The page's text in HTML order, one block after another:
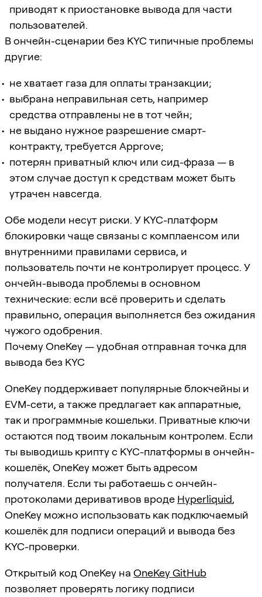
приводят к приостановке вывода для части
пользователей.
В ончейн-сценарии без KYC типичные проблемы
другие:
не хватает газа для оплаты транзакции;
выбрана неправильная сеть, например
средства отправлены не в тот чейн;
не выдано нужное разрешение смарт-
контракту, требуется Approve;
потерян приватный ключ или сид-фраза — в
этом случае доступ к средствам может быть
утрачен навсегда.
Обе модели несут риски. У KYC-платформ
блокировки чаще связаны с комплаенсом или
внутренними правилами сервиса, и
пользователь почти не контролирует процесс. У
ончейн-вывода проблемы в основном
технические: если всё проверить и сделать
правильно, операция выполняется без ожидания
чужого одобрения.
Почему OneKey — удобная отправная точка для
вывода без KYC
OneKey поддерживает популярные блокчейны и
EVM-сети, а также предлагает как аппаратные,
так и программные кошельки. Приватные ключи
остаются под твоим локальным контролем. Если
ты выводишь крипту с KYC-платформы в ончейн-
кошелёк, OneKey может быть адресом
получателя. Если ты работаешь с ончейн-
протоколами деривативов вроде Hyperliquid,
OneKey можно использовать как подключаемый
кошелёк для подписи операций и вывода без
KYC-проверки.
Открытый код OneKey на OneKey GitHub
позволяет проверять логику подписи